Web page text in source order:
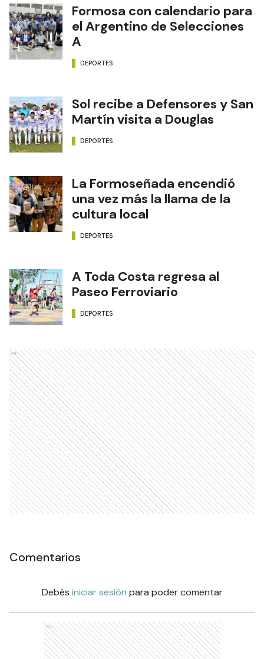
Formosa con calendario para
el Argentino de Selecciones
A
DEPORTES
Sol recibe a Defensores y San
Martín visita a Douglas
DEPORTES
La Formoseñada encendió
una vez más la llama de la
cultura local
DEPORTES
A Toda Costa regresa al
Paseo Ferroviario
DEPORTES
Ads
Comentarios
Debés iniciar sesión para poder comentar
Ads